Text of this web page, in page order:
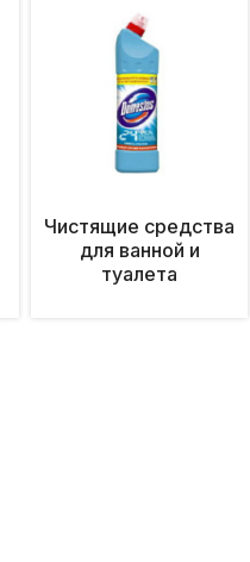
Чистящие средства
для ванной и
туалета